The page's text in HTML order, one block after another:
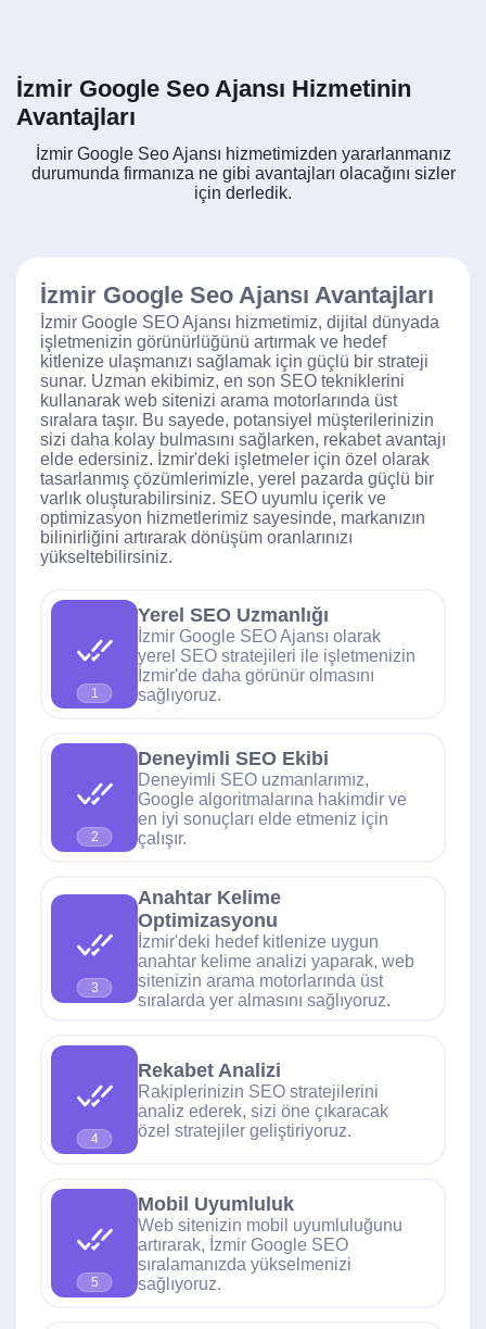
İzmir Google Seo Ajansı Hizmetinin
Avantajları
İzmir Google Seo Ajansı hizmetimizden yararlanmanız
durumunda firmanıza ne gibi avantajları olacağını sizler
için derledik.
İzmir Google Seo Ajansı Avantajları
İzmir Google SEO Ajansı hizmetimiz, dijital dünyada
işletmenizin görünürlüğünü artırmak ve hedef
kitlenize ulaşmanızı sağlamak için güçlü bir strateji
sunar. Uzman ekibimiz, en son SEO tekniklerini
kullanarak web sitenizi arama motorlarında üst
sıralara taşır. Bu sayede, potansiyel müşterilerinizin
sizi daha kolay bulmasını sağlarken, rekabet avantajı
elde edersiniz. İzmir'deki işletmeler için özel olarak
tasarlanmış çözümlerimizle, yerel pazarda güçlü bir
varlık oluşturabilirsiniz. SEO uyumlu içerik ve
optimizasyon hizmetlerimiz sayesinde, markanızın
bilinirliğini artırarak dönüşüm oranlarınızı
yükseltebilirsiniz.
1
Yerel SEO Uzmanlığı
İzmir Google SEO Ajansı olarak
yerel SEO stratejileri ile işletmenizin
İzmir'de daha görünür olmasını
sağlıyoruz.
2
Deneyimli SEO Ekibi
Deneyimli SEO uzmanlarımız,
Google algoritmalarına hakimdir ve
en iyi sonuçları elde etmeniz için
çalışır.
3
Anahtar Kelime
Optimizasyonu
İzmir'deki hedef kitlenize uygun
anahtar kelime analizi yaparak, web
sitenizin arama motorlarında üst
sıralarda yer almasını sağlıyoruz.
4
Rekabet Analizi
Rakiplerinizin SEO stratejilerini
analiz ederek, sizi öne çıkaracak
özel stratejiler geliştiriyoruz.
5
Mobil Uyumluluk
Web sitenizin mobil uyumluluğunu
artırarak, İzmir Google SEO
sıralamanızda yükselmenizi
sağlıyoruz.